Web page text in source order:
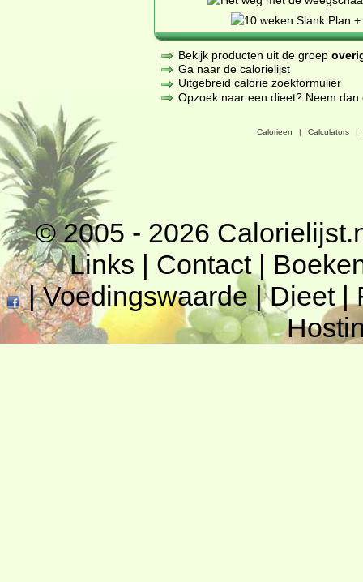
Bekijk producten uit de groep
Ga naar de calorielijst
Uitgebreid calorie zoekformulier
Opzoek naar een dieet? Neem
Calorieen | Calculators |
© 2005 - 2026
Links | Contact|
|Voedingswaarde|Dieet|